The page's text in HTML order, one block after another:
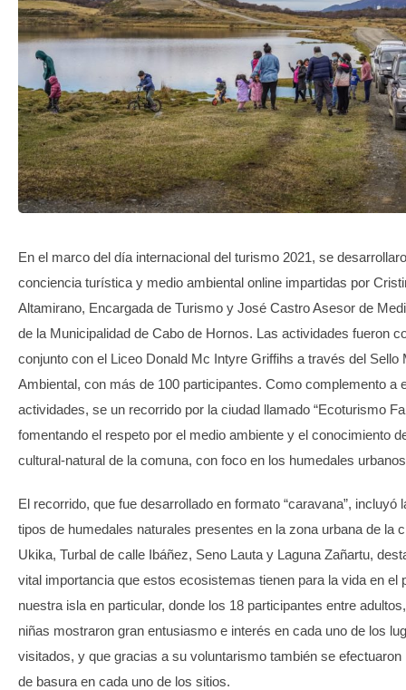
APP MÓVIL
TRANSPARENCIA
En el marco del día internacional del turismo 2021, se
conciencia turística y medio ambiental online impartidas por
Altamirano, Encargada de Turismo y José Castro Asesor de
de la Municipalidad de Cabo de Hornos. Las actividades fueron
conjunto con el Liceo Donald Mc Intyre Griffihs a través del Sello
Ambiental, con más de 100 participantes. Como complemento a
actividades, se un recorrido por la ciudad llamado “Ecoturismo
fomentando el respeto por el medio ambiente y el conocimiento
cultural-natural de la comuna, con foco en los humedales
El recorrido, que fue desarrollado en formato “caravana”, incluyó
tipos de humedales naturales presentes en la zona urbana de la
Ukika, Turbal de calle Ibáñez, Seno Lauta y Laguna Zañartu,
vital importancia que estos ecosistemas tienen para la vida en el
nuestra isla en particular, donde los 18 participantes entre
niñas mostraron gran entusiasmo e interés en cada uno de los
visitados, y que gracias a su voluntarismo también se efectuaron
de basura en cada uno de los sitios.